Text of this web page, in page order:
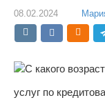
08.02.2024
услуг по